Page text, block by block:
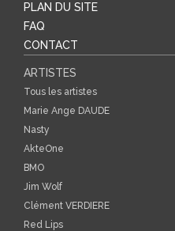
PLAN DU SITE
FAQ
CONTACT
ARTISTES
Tous les artistes
Marie Ange DAUDE
Nasty
AkteOne
BMO
Jim Wolf
Clément VERDIERE
Red Lips